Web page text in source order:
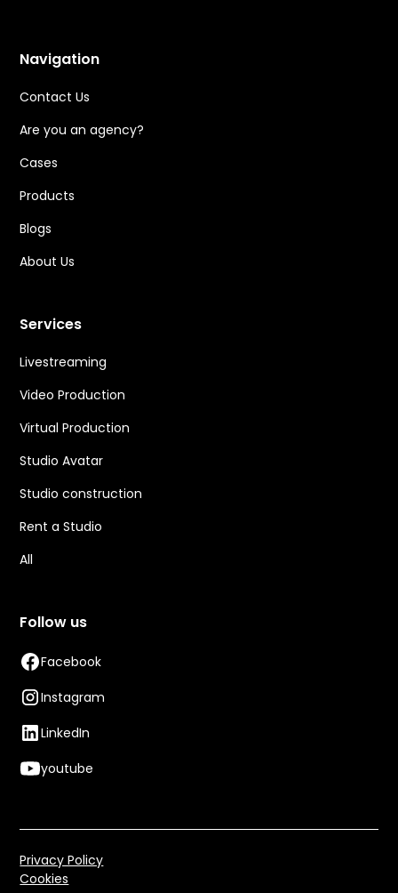
Navigation
Contact Us
Are you an agency?
Cases
Products
Blogs
About Us
Services
Livestreaming
Video Production
Virtual Production
Studio Avatar
Studio construction
Rent a Studio
All
Follow us
Facebook
Instagram
LinkedIn
youtube
Privacy Policy
Cookies